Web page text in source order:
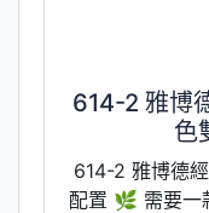
614-2 雅博
色
614-2 雅博德
配置 🌿 需要一